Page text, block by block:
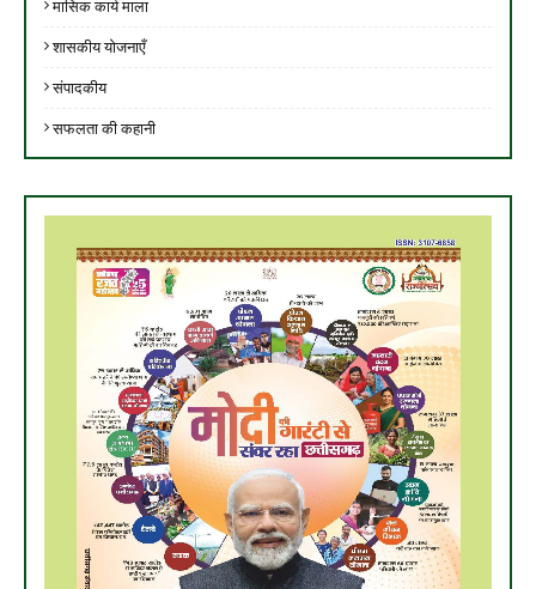
मासिक कार्य माला
शासकीय योजनाएँ
संपादकीय
सफलता की कहानी